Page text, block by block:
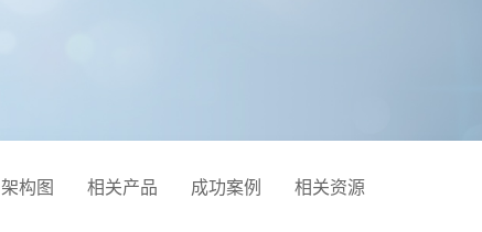
架构图 相关产品 成功案例 相关资源